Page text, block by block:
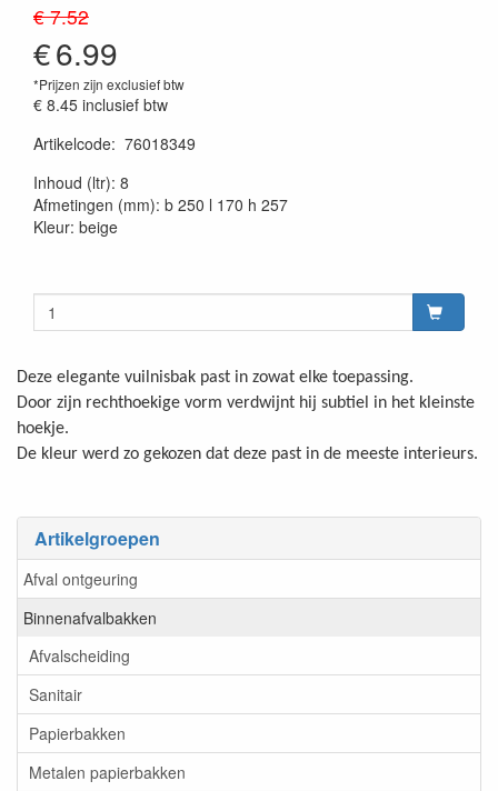
Artikelgroepen
Afval ontgeuring
Binnenafvalbakken
Afvalscheiding
Sanitair
Papierbakken
Metalen papierbakken
€ 7.52
€6.99
*Prijzen zijn exclusief btw
€ 8.45 inclusief btw
Artikelcode: 76018349
Inhoud (ltr): 8
Afmetingen (mm): b 250 l 170 h 257
Kleur: beige
Deze elegante vuilnisbak past in zowat elke toepassing.
Door zijn rechthoekige vorm verdwijnt hij subtiel in het kleinste
hoekje.
De kleur werd zo gekozen dat deze past in de meeste interieurs.